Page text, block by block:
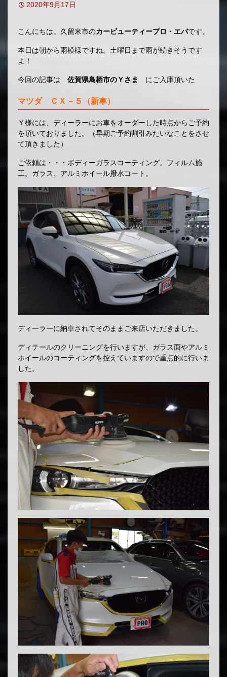
2020年9月17日
こんにちは。久留米市のカービューティープロ・エバです。
本日は朝から雨模様ですね。土曜日まで雨が続きそうです
よ！
今回の記事は 佐賀県鳥栖市のＹさま にご入庫頂いた
マツダ ＣＸ－５（新車）
Ｙ様には、ディーラーにお車をオーダーした時点からご予約
を頂いておりました。（早期ご予約割引みたいなことをさせ
て頂きました）
ご依頼は・・・ボディーガラスコーティング。フィルム施
工。ガラス、アルミホイール撥水コート。
ディーラーに納車されてそのままご来店いただきました。
ディテールのクリーニングを行いますが、ガラス面やアルミ
ホイールのコーティングを控えていますので重点的に行いま
した。